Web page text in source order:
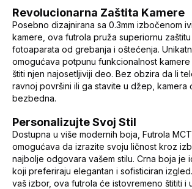
Revolucionarna Zaštita Kamere
Posebno dizajnirana sa 0.3mm izbočenom
kamere, ova futrola pruža superiornu
fotoaparata od grebanja i oštećenja.
omogućava potpunu funkcionalnost
štiti njen najosetljiviji deo. Bez obzira da li
ravnoj površini ili ga stavite u džep, kamera
bezbedna.
Personalizujte Svoj Stil
Dostupna u više modernih boja, Futrola
omogućava da izrazite svoju ličnost kroz
najbolje odgovara vašem stilu. Crna boja je
koji preferiraju elegantan i sofisticiran
vaš izbor, ova futrola će istovremeno štititi i